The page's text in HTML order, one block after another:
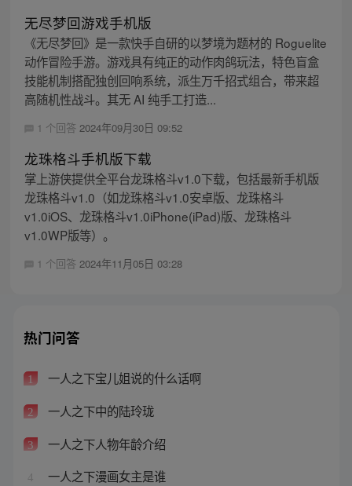
无尽梦回游戏手机版
《无尽梦回》是一款快手自研的以梦境为题材的 Roguelite
动作冒险手游。游戏具有纯正的动作肉鸽玩法，特色盲盒
技能机制搭配独创回响系统，派生万千招式组合，带来超
高随机性战斗。其无 AI 纯手工打造...
1 个回答 2024年09月30日 09:52
龙珠格斗手机版下载
掌上游侠提供全平台龙珠格斗v1.0下载，包括最新手机版
龙珠格斗v1.0（如龙珠格斗v1.0安卓版、龙珠格斗
v1.0iOS、龙珠格斗v1.0iPhone(iPad)版、龙珠格斗
v1.0WP版等）。
1 个回答 2024年11月05日 03:28
热门问答
1 一人之下宝儿姐说的什么话啊
2 一人之下中的陆玲珑
3 一人之下人物年龄介绍
4 一人之下漫画女主是谁